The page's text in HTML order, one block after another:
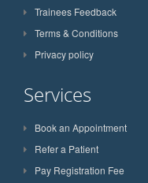
Trainees Feedback
Terms & Conditions
Privacy policy
Services
Book an Appointment
Refer a Patient
Pay Registration Fee